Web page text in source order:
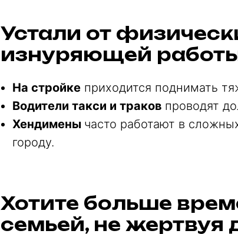
Устали от
изнуряющей
На стройке приходится поднимать
Водители такси и траков проводят
Хендимены часто работают в
городу.
Хотите больше
семьей, не жертвуя